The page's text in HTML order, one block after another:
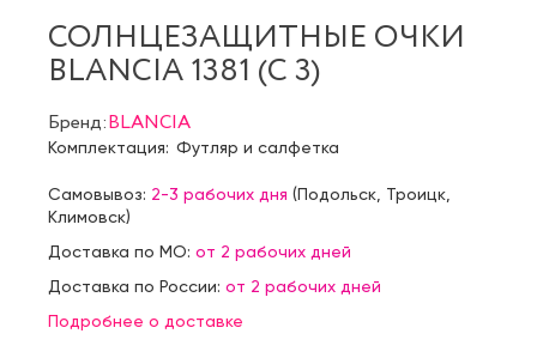
СОЛНЦЕЗАЩИТНЫЕ ОЧКИ
BLANCIA 1381 (C 3)
Бренд:BLANCIA
Комплектация: Футляр и салфетка
Самовывоз: 2-3 рабочих дня (Подольск Троицк
Климовск)
Доставка по МО: от 2 рабочих дней
Доставка по России: от 2 рабочих дней
Подробнее о доставке